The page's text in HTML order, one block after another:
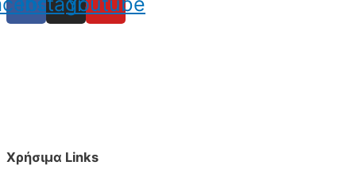
Χρήσιμα Links